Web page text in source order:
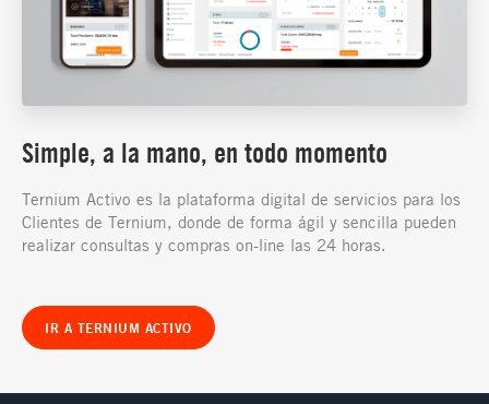
Simple, a la mano, en todo momento
Ternium Activo es la plataforma digital de servicios para los
Clientes de Ternium, donde de forma ágil y sencilla pueden
realizar consultas y compras on-line las 24 horas.
IR A TERNIUM ACTIVO